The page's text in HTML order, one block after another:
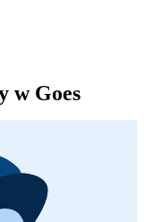
w Goes